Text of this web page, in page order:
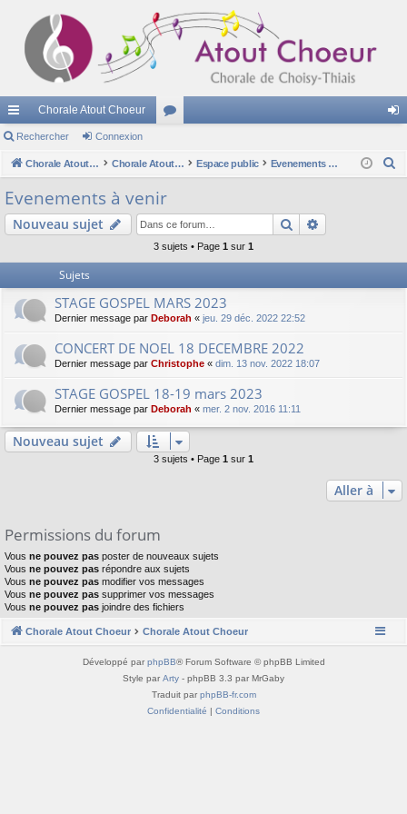
cc
ès
ra
pi
Chorale Atout Choeur
u
s
ne
Rechercher Connexion
Chorale Atout Choeur Chorale Atout Choeur Espace public Evenements à venir
r
Evenements à venir
Nouveau sujet Rechercher
3 sujets • Page 1 sur 1
Sujets
STAGE GOSPEL MARS 2023
Dernier message par Deborah « jeu. 29 déc. 2022 22:52
CONCERT DE NOEL 18 DECEMBRE 2022
Dernier message par Christophe « dim. 13 nov. 2022 18:07
STAGE GOSPEL 18-19 mars 2023
Dernier message par Deborah « mer. 2 nov. 2016 11:11
Nouveau sujet
3 sujets • Page 1 sur 1
Aller à
Permissions du forum
Vous ne pouvez pas poster de nouveaux sujets
Vous ne pouvez pas répondre aux sujets
Vous ne pouvez pas modifier vos messages
Vous ne pouvez pas supprimer vos messages
Vous ne pouvez pas joindre des fichiers
Chorale Atout Choeur Chorale Atout Choeur
Développé par phpBB® Forum Software © phpBB Limited
Style par Arty - phpBB 3.3 par MrGaby
Traduit par phpBB-fr.com
Confidentialité | Conditions